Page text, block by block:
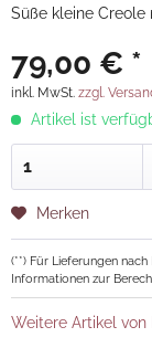
Süße kleine
79,00 € *
inkl. MwSt. zzgl.
Artikel ist
Merken
(**) Für Lieferungen
Informationen zur
Weitere Artikel